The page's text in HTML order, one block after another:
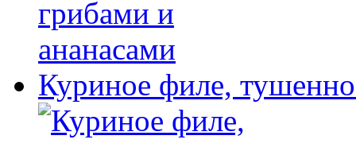
Куриное филе,